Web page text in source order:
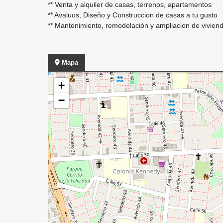
** Venta y alquiler de casas, terrenos, apartamentos
** Avaluos, Diseño y Construccion de casas a tu gusto
** Mantenimiento, remodelación y ampliacion de
Mapa
+
−